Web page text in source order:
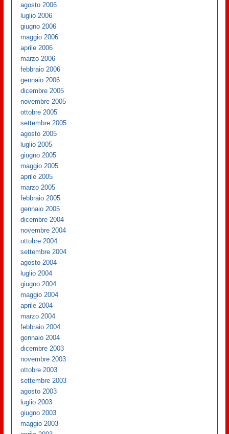
agosto 2006
luglio 2006
giugno 2006
maggio 2006
aprile 2006
marzo 2006
febbraio 2006
gennaio 2006
dicembre 2005
novembre 2005
ottobre 2005
settembre 2005
agosto 2005
luglio 2005
giugno 2005
maggio 2005
aprile 2005
marzo 2005
febbraio 2005
gennaio 2005
dicembre 2004
novembre 2004
ottobre 2004
settembre 2004
agosto 2004
luglio 2004
giugno 2004
maggio 2004
aprile 2004
marzo 2004
febbraio 2004
gennaio 2004
dicembre 2003
novembre 2003
ottobre 2003
settembre 2003
agosto 2003
luglio 2003
giugno 2003
maggio 2003